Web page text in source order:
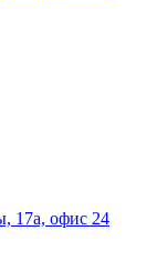
17а, офис 24